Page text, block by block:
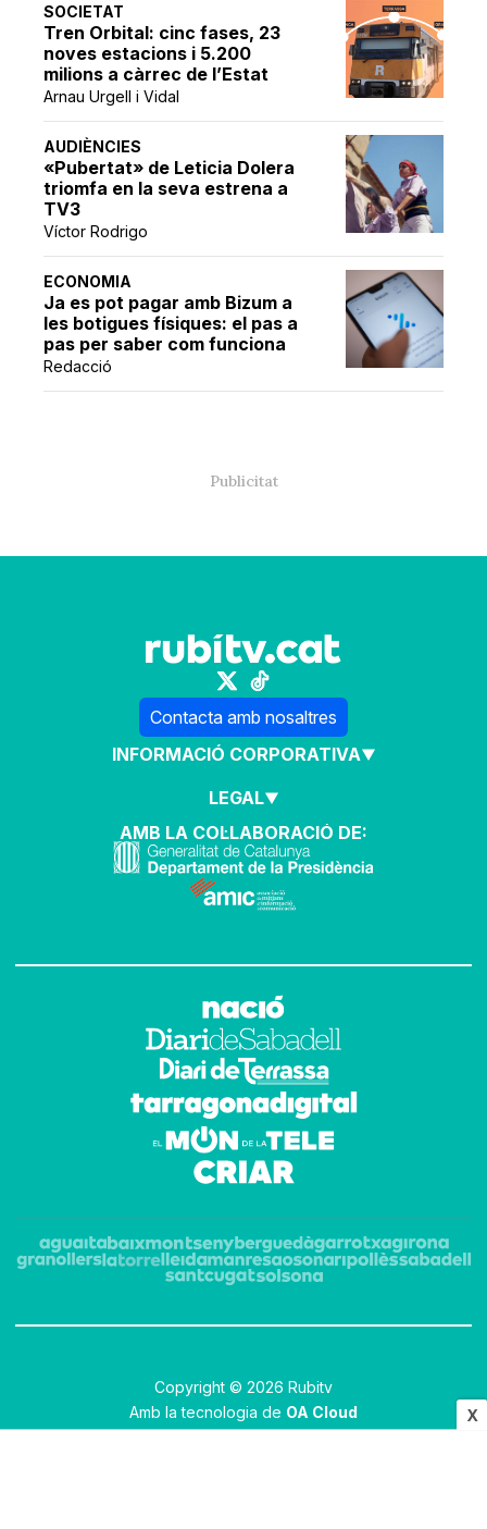
X
SOCIETAT
Tren Orbital: cinc fases, 23
noves estacions i 5.200
milions a càrrec de l’Estat
Arnau Urgell i Vidal
AUDIÈNCIES
«Pubertat» de Leticia Dolera
triomfa en la seva estrena a
TV3
Víctor Rodrigo
ECONOMIA
Ja es pot pagar amb Bizum a
les botigues físiques: el pas a
pas per saber com funciona
Redacció
Contacta amb nosaltres
INFORMACIÓ CORPORATIVA
LEGAL
AMB LA COL·LABORACIÓ DE:
Copyright © 2026 Rubitv
Amb la tecnologia de OA Cloud